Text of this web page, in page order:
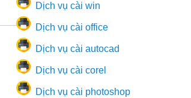
Dịch vụ cài win
Dịch vụ cài office
Dịch vụ cài autocad
Dịch vụ cài corel
Dịch vụ cài photoshop